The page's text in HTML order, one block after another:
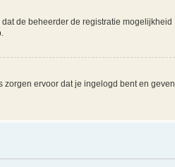
de beheerder de registratie mogelijkheid
ervoor dat je ingelogd bent en geven